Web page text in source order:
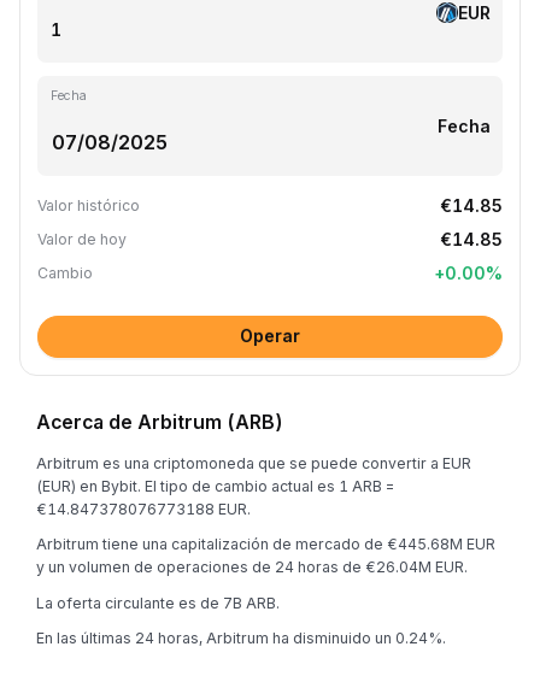
EUR
Fecha
Fecha
Valor histórico €14.85
Valor de hoy €14.85
Cambio +0.00%
Operar
Acerca de Arbitrum (ARB)
Arbitrum es una criptomoneda que se puede convertir a EUR
(EUR) en Bybit. El tipo de cambio actual es 1 ARB =
€14.847378076773188 EUR.
Arbitrum tiene una capitalización de mercado de €445.68M EUR
y un volumen de operaciones de 24 horas de €26.04M EUR.
La oferta circulante es de 7B ARB.
En las últimas 24 horas, Arbitrum ha disminuido un 0.24%.